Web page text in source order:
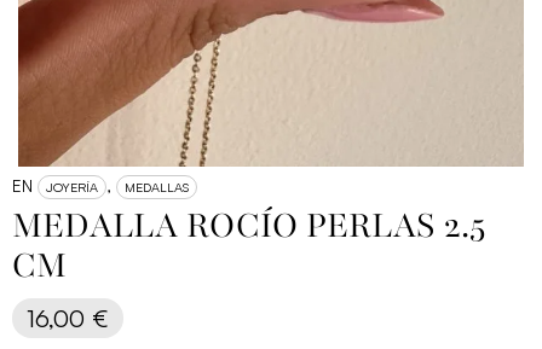
EN JOYERÍA , MEDALLAS
MEDALLA ROCÍO PERLAS 2.5
CM
16,00 €